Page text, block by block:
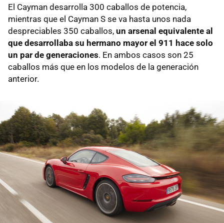
El Cayman desarrolla 300 caballos de potencia,
mientras que el Cayman S se va hasta unos nada
despreciables 350 caballos, un arsenal equivalente al
que desarrollaba su hermano mayor el 911 hace solo
un par de generaciones. En ambos casos son 25
caballos más que en los modelos de la generación
anterior.